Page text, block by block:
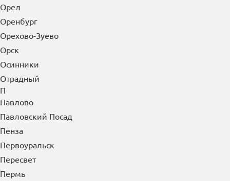
Орел
Оренбург
Орехово-Зуево
Орск
Осинники
Отрадный
П
Павлово
Павловский Посад
Пенза
Первоуральск
Пересвет
Пермь